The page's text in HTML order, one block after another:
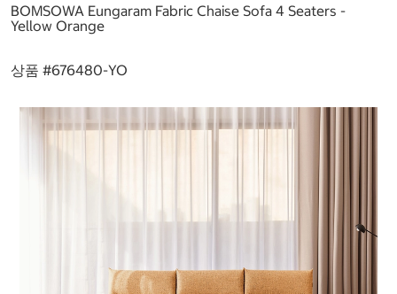
BOMSOWA Eungaram Fabric Chaise Sofa 4 Seaters -
Yellow Orange
상품 #676480-YO